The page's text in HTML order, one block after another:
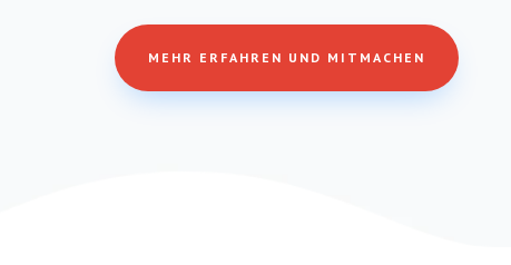
MEHR ERFAHREN UND MITMACHEN